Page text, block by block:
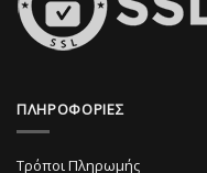
ΠΛΗΡΟΦΟΡΙΕΣ
Τρόποι Πληρωμής